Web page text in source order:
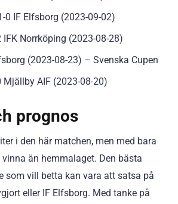
0 IF Elfsborg (2023-09-02)
IFK Norrköping (2023-08-28)
(2023-08-23) – Svenska Cupen
Mjällby AIF (2023-08-20)
prognos
i den här matchen, men med bara
än hemmalaget. Den bästa
som vill betta kan vara att satsa på
eller IF Elfsborg. Med tanke på